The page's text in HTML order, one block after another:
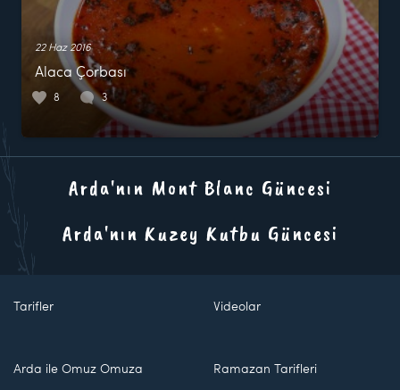
22 Haz 2016
Alaca Çorbası
8 3
Arda'nın Mont Blanc Güncesi
Arda'nın Kuzey Kutbu Güncesi
Tarifler Videolar
Arda ile Omuz Omuza Ramazan Tarifleri